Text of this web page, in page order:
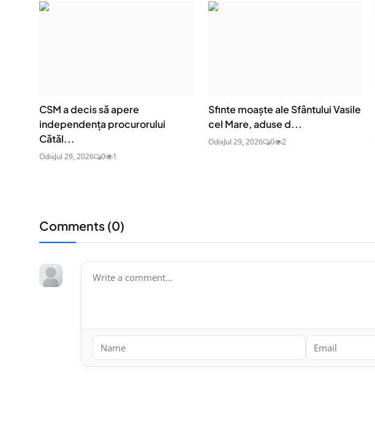
CSM a decis să apere
independența procurorului
Cătăl...
OdixJul 29, 2026 0 1
Sfinte moaşte ale Sfântului Vasile
cel Mare, aduse d...
OdixJul 29, 2026 0 2
Comments (0)